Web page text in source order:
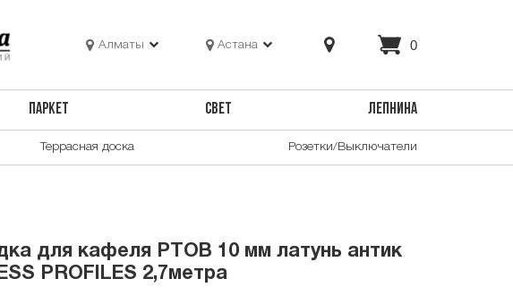
Алматы Астана 0
ПАРКЕТ СВЕТ ЛЕПНИНА
Террасная доска Розетки/Выключатели
для кафеля PTOB 10 мм латунь антик
PROFILES 2,7метра